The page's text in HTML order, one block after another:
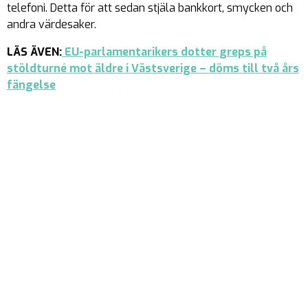
telefoni. Detta för att sedan stjäla bankkort, smycken och
andra värdesaker.
LÄS ÄVEN: EU-parlamentarikers dotter greps på
stöldturné mot äldre i Västsverige – döms till två års
fängelse